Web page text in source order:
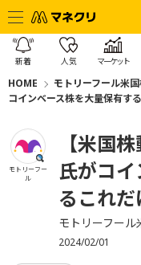
新着 人気 マーケット
HOME モトリーフール米
コインベース株を大量保有す
モトリーフー
ル
【米国
氏がコ
るこれだ
モトリーフール
2024/02/01